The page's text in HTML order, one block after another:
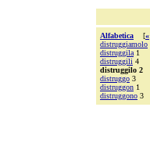
Alfabetica [«
distruggiamolo
distruggila 1
distruggili 4
distruggilo 2
distruggo 3
distruggon 1
distruggono 3